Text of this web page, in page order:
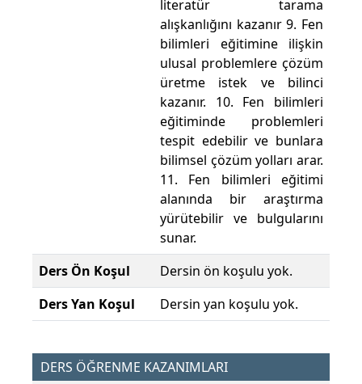
literatür tarama
alışkanlığını kazanır 9. Fen
bilimleri eğitimine ilişkin
ulusal problemlere çözüm
üretme istek ve bilinci
kazanır. 10. Fen bilimleri
eğitiminde problemleri
tespit edebilir ve bunlara
bilimsel çözüm yolları arar.
11. Fen bilimleri eğitimi
alanında bir araştırma
yürütebilir ve bulgularını
sunar.
Ders Ön Koşul
Dersin ön koşulu yok.
Ders Yan Koşul
Dersin yan koşulu yok.
DERS ÖĞRENME KAZANIMLARI